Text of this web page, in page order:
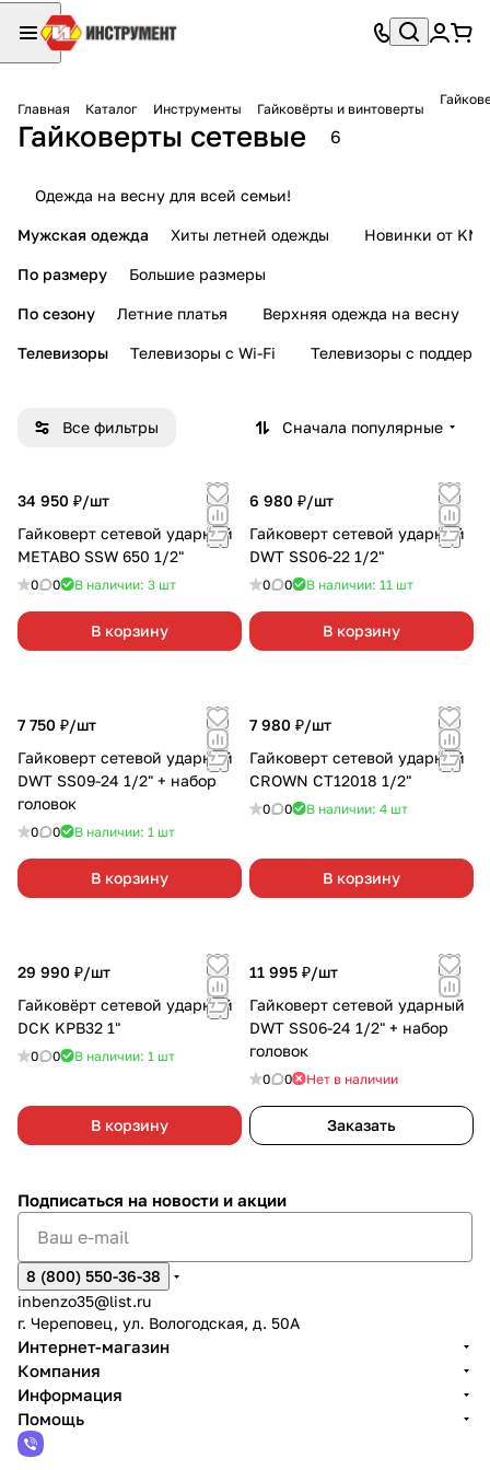
Главная Каталог Инструменты Гайковёрты и винтоверты
Гайковерты сетевые 6
Одежда на весну для всей семьи!
Мужская одежда Хиты летней одежды Новинки от KMI
По размеру Большие размеры
По сезону Летние платья Верхняя одежда на весну
Телевизоры Телевизоры с Wi-Fi Телевизоры с
Все фильтры Сначала популярные
34 950 ₽/шт
Гайковерт сетевой ударный
METABO SSW 650 1/2"
0 0 В наличии: 3 шт
В корзину
6 980 ₽/шт
Гайковерт сетевой ударный
DWT SS06-22 1/2"
0 0 В наличии: 11 шт
В корзину
7 750 ₽/шт
Гайковерт сетевой ударный
DWT SS09-24 1/2" + набор
головок
0 0 В наличии: 1 шт
В корзину
7 980 ₽/шт
Гайковерт сетевой ударный
CROWN CT12018 1/2"
0 0 В наличии: 4 шт
В корзину
29 990 ₽/шт
Гайковёрт сетевой ударный
DCK KPB32 1"
0 0 В наличии: 1 шт
В корзину
11 995 ₽/шт
Гайковерт сетевой ударный
DWT SS06-24 1/2" + набор
головок
0 0 Нет в наличии
Заказать
Подписаться на новости и акции
8 (800) 550-36-38
inbenzo35@list.ru
г. Череповец, ул. Вологодская, д. 50А
Интернет-магазин
Компания
Информация
Помощь